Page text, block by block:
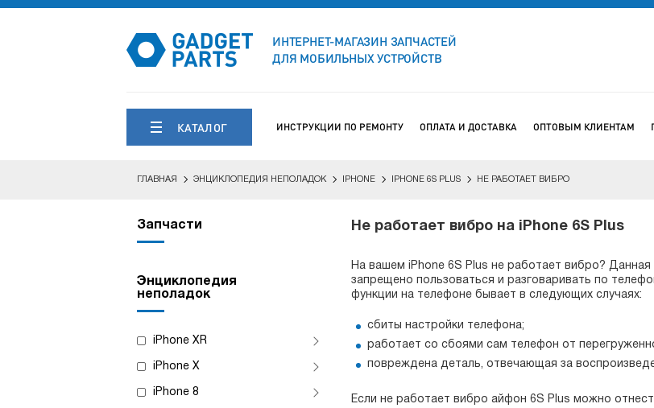
ИНТЕРНЕТ-МАГАЗИН ЗАПЧАСТЕЙ
ДЛЯ МОБИЛЬНЫХ УСТРОЙСТВ
КАТАЛОГ ИНСТРУКЦИИ ПО РЕМОНТУ ОПЛАТА И ДОСТАВКА ОПТОВЫМ КЛИЕНТАМ
ГЛАВНАЯ ЭНЦИКЛОПЕДИЯ НЕПОЛАДОК IPHONE IPHONE 6S PLUS НЕ РАБОТАЕТ ВИБРО
Запчасти
Энциклопедия
неполадок
iPhone XR
iPhone X
iPhone 8
Не работает вибро на iPhone 6S Plus
На вашем iPhone 6S Plus не работает вибро?
запрещено пользоваться и разговаривать по
функции на телефоне бывает в следующих случаях:
сбиты настройки телефона;
работает со сбоями сам телефон от
повреждена деталь, отвечающая за
Если не работает вибро айфон 6S Plus можно